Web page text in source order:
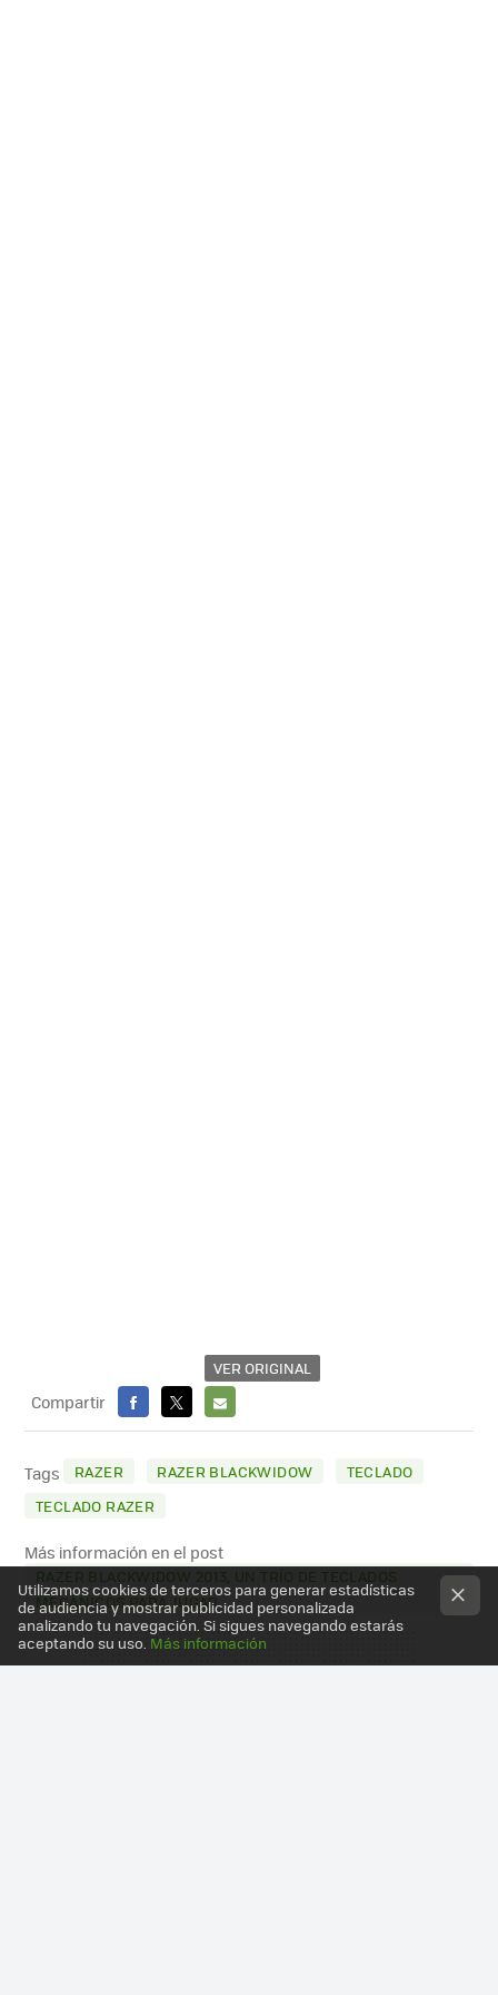
VER ORIGINAL
Compartir
FACEBOOK
X
E-
MAIL
Tags RAZER RAZER BLACKWIDOW
TECLADO
TECLADO RAZER
Más información en el post
MECÁNICOS PARA JUGAR
Utilizamos cookies de terceros para generar estadísticas
de audiencia y mostrar publicidad personalizada
analizando tu navegación. Si sigues navegando estarás
aceptando su uso. Más información